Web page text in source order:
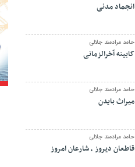
انجماد مدنی
حامد مرادمند جلالی
کابینه آخرالزمانی
حامد مرادمند جلالی
میراث بایدن
حامد مرادمند جلالی
قاطعان دیروز ، شارعان امروز